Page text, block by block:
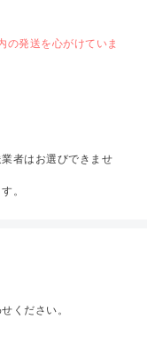
の発送を心がけていま
者はお選びできませ
。
ください。